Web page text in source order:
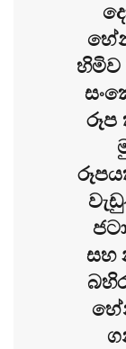
හිමිව
රූප
සහ